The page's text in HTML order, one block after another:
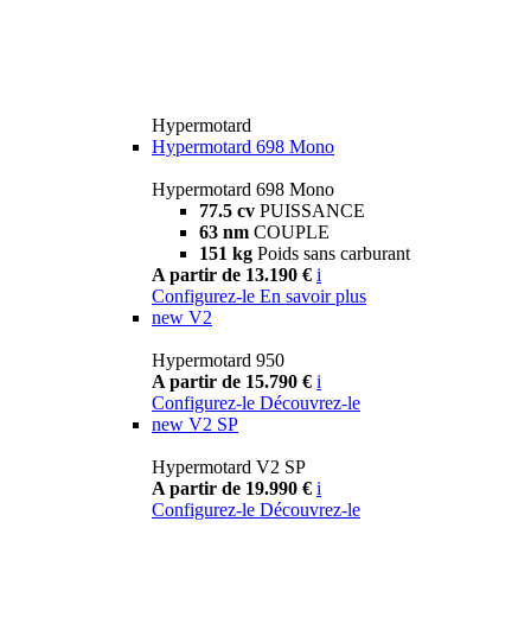
Hypermotard
Hypermotard 698 Mono
Hypermotard 698 Mono
77.5 cv PUISSANCE
63 nm COUPLE
151 kg Poids sans carburant
A partir de 13.190 € i
Configurez-le En savoir plus
new V2
Hypermotard 950
A partir de 15.790 € i
Configurez-le Découvrez-le
new V2 SP
Hypermotard V2 SP
A partir de 19.990 € i
Configurez-le Découvrez-le